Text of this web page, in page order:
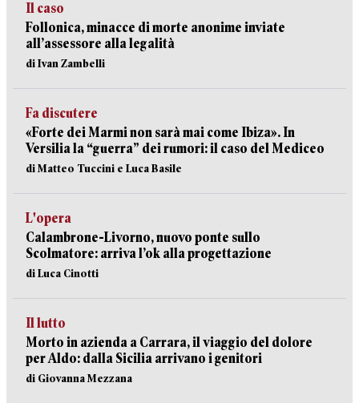
Il caso
Follonica, minacce di morte anonime inviate
all’assessore alla legalità
di Ivan Zambelli
Fa discutere
«Forte dei Marmi non sarà mai come Ibiza». In
Versilia la “guerra” dei rumori: il caso del Mediceo
di Matteo Tuccini e Luca Basile
L'opera
Calambrone-Livorno, nuovo ponte sullo
Scolmatore: arriva l’ok alla progettazione
di Luca Cinotti
Il lutto
Morto in azienda a Carrara, il viaggio del dolore
per Aldo: dalla Sicilia arrivano i genitori
di Giovanna Mezzana